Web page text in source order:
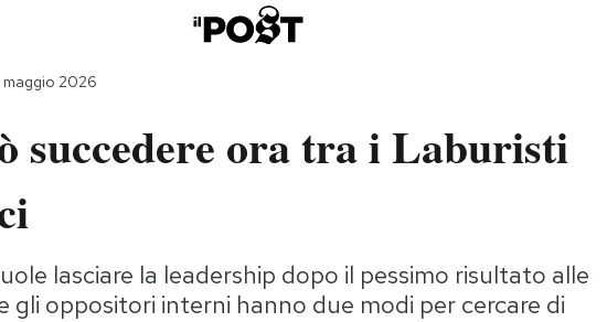
2026
succedere ora tra i Laburisti
lasciare la leadership dopo il pessimo risultato alle
gli oppositori interni hanno due modi per cercare di